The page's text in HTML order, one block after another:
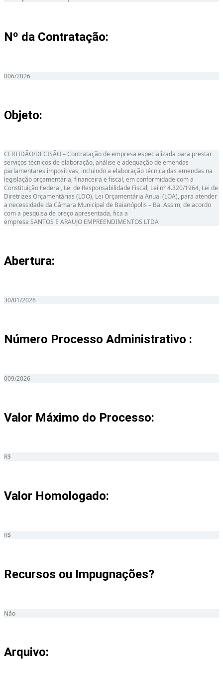
Nº da Contratação:
006/2026
Objeto:
CERTIDÃO/DECISÃO – Contratação de empresa especializada para prestar
serviços técnicos de elaboração, análise e adequação de emendas
parlamentares impositivas, incluindo a elaboração técnica das emendas na
legislação orçamentária, financeira e fiscal, em conformidade com a
Constituição Federal, Lei de Responsabilidade Fiscal, Lei n° 4.320/1964, Lei de
Diretrizes Orçamentárias (LDO), Lei Orçamentária Anual (LOA), para atender
a necessidade da Câmara Municipal de Baianópolis – Ba. Assim, de acordo
com a pesquisa de preço apresentada, fica a
empresa SANTOS E ARAUJO EMPREENDIMENTOS LTDA
Abertura:
30/01/2026
Número Processo Administrativo :
009/2026
Valor Máximo do Processo: ​
R$
Valor Homologado: ​
R$
Recursos ou Impugnações? ​
Não
Arquivo: